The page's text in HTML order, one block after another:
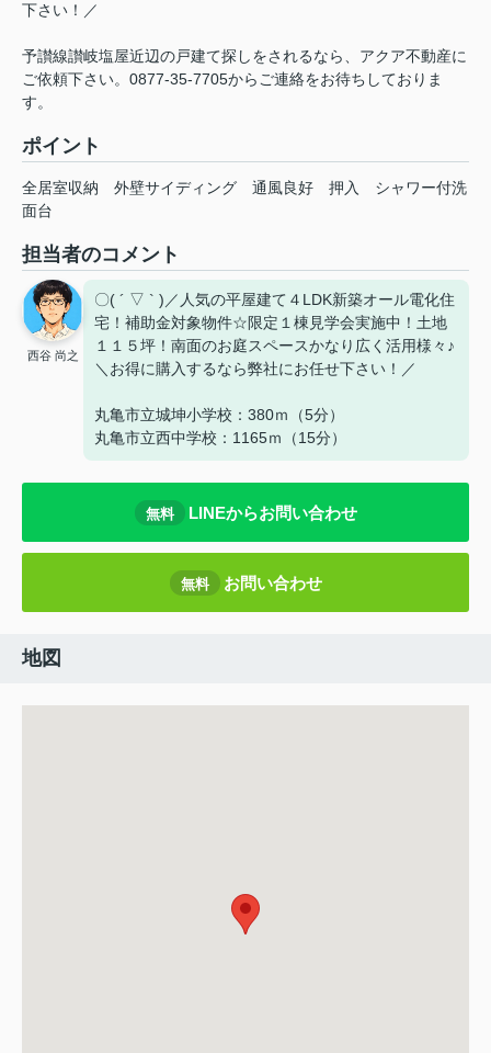
下さい！／
予讃線讃岐塩屋近辺の戸建て探しをされるなら、アクア不動産に
ご依頼下さい。0877-35-7705からご連絡をお待ちしておりま
す。
ポイント
全居室収納 外壁サイディング 通風良好 押入
シャワー付洗
面台
担当者のコメント
西谷 尚之
〇( ´ ▽ ` )／人気の平屋建て４LDK新築オール電化住
宅！補助金対象物件☆限定１棟見学会実施中！土地
１１５坪！南面のお庭スペースかなり広く活用様々♪
＼お得に購入するなら弊社にお任せ下さい！／
丸亀市立城坤小学校：380ｍ（5分）
丸亀市立西中学校：1165ｍ（15分）
無料 LINEからお問い合わせ
無料 お問い合わせ
地図